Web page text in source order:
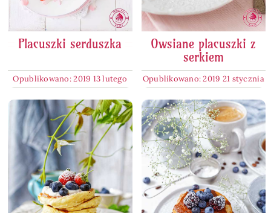
Placuszki serduszka
Opublikowano: 2019 13 lutego
Owsiane placuszki z
serkiem
Opublikowano: 2019 21 stycznia